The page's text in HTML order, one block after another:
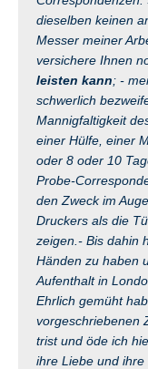
dieselben keinen
Messer meiner
versichere Ihnen
leisten kann; -
schwerlich
Mannigfaltigkeit
einer Hülfe, einer
oder 8 oder 10
Probe-
den Zweck im
Druckers als die
zeigen.- Bis dahin
Händen zu haben
Aufenthalt in
Ehrlich gemüht
vorgeschriebenen
trist und öde ich
ihre Liebe und ihre